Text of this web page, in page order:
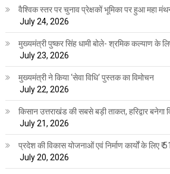
वैश्विक स्तर पर चुनाव प्रेक्षकों भूमिका पर हुआ महा
July 24, 2026
मुख्यमंत्री पुष्कर सिंह धामी बोले- श्रमिक कल्याण के
July 23, 2026
मुख्यमंत्री ने किया ‘सेवा विधि‘ पुस्तक का विमोचन
July 22, 2026
किसान उत्तराखंड की सबसे बड़ी ताकत, हरिद्वार बनेगा
July 21, 2026
प्रदेश की विकास योजनाओं एवं निर्माण कार्यों के लिए ₹
July 20, 2026